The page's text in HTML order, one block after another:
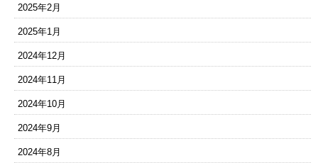
2025年2月
2025年1月
2024年12月
2024年11月
2024年10月
2024年9月
2024年8月